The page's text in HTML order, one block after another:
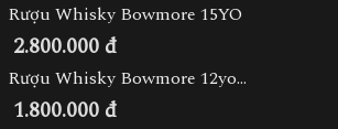
Rượu Whisky Bowmore 15YO
2.800.000 đ
Rượu Whisky Bowmore 12yo...
1.800.000 đ